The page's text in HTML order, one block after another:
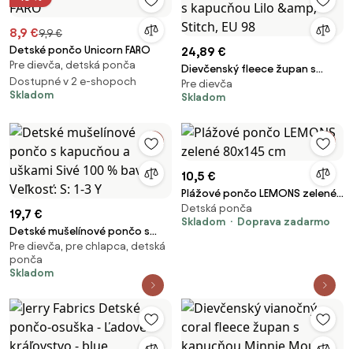
8,9 €9,9 €
Detské pončo Unicorn FARO
Pre dievča, detská ponča
Dostupné v 2 e-shopoch
Skladom
24,89 €
Dievčenský fleece župan s
kapucňou Lilo &amp; Stitch, EU
98
Pre dievča
Skladom
19,7 €
Detské mušelínové pončo s
kapucňou a uškami Sivé 100 %
Pre dievča, pre chlapca, detská
ponča
Skladom
10,5 €
Plážové pončo LEMONS zelené
80x145 cm
Detská ponča
Skladom
Doprava zadarmo